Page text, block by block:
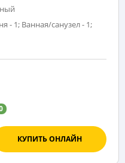
- 1; Ванная/санузел - 1;
КУПИТЬ ОНЛАЙН